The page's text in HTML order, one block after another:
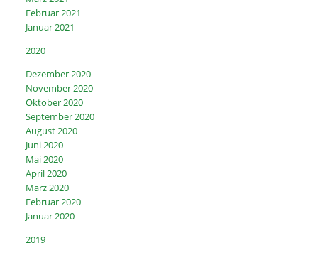
Februar 2021
Januar 2021
2020
Dezember 2020
November 2020
Oktober 2020
September 2020
August 2020
Juni 2020
Mai 2020
April 2020
März 2020
Februar 2020
Januar 2020
2019